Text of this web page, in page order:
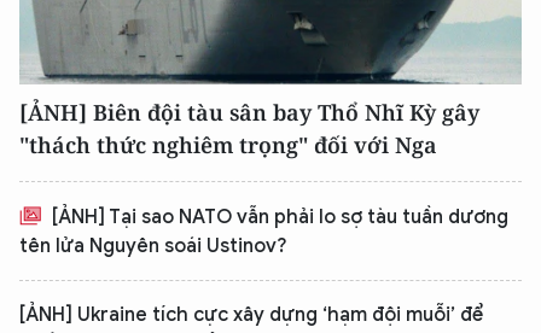
[ẢNH] Biên đội tàu sân bay Thổ Nhĩ Kỳ gây
"thách thức nghiêm trọng" đối với Nga
[ẢNH] Tại sao NATO vẫn phải lo sợ tàu tuần dương
tên lửa Nguyên soái Ustinov?
[ẢNH] Ukraine tích cực xây dựng ‘hạm đội muỗi’ để